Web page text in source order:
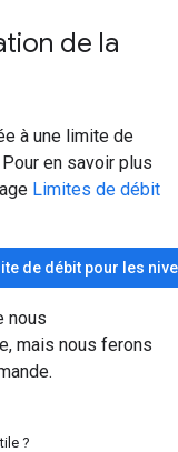
de la
à une limite de
en savoir plus
Limites de débit
de débit pour les
nous
mais nous ferons
?